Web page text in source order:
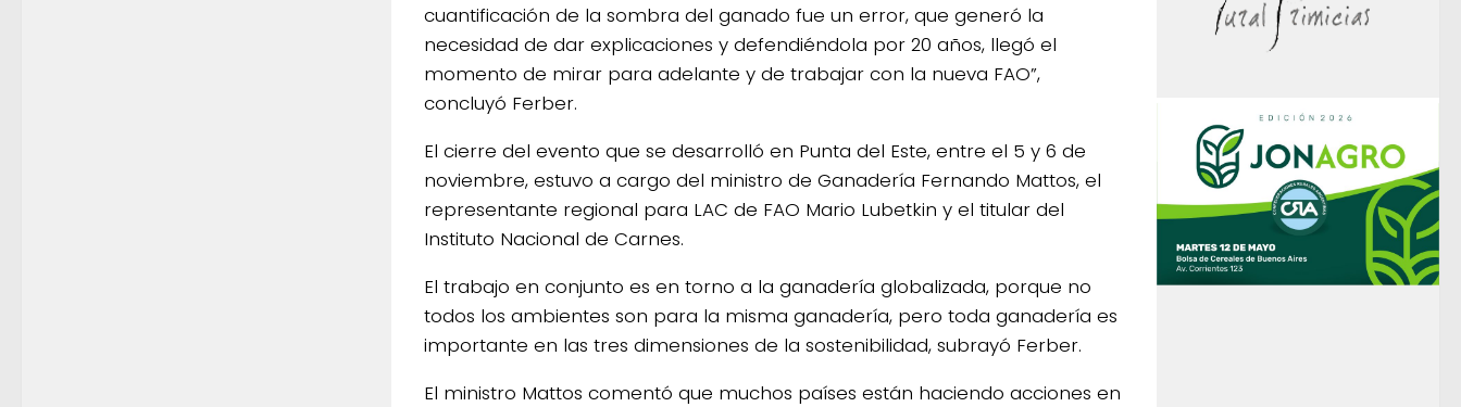
cuantificación de la sombra del ganado fue un error, que generó la
necesidad de dar explicaciones y defendiéndola por 20 años, llegó el
momento de mirar para adelante y de trabajar con la nueva FAO”,
concluyó Ferber.
El cierre del evento que se desarrolló en Punta del Este, entre el 5 y 6 de
noviembre, estuvo a cargo del ministro de Ganadería Fernando Mattos, el
representante regional para LAC de FAO Mario Lubetkin y el titular del
Instituto Nacional de Carnes.
El trabajo en conjunto es en torno a la ganadería globalizada, porque no
todos los ambientes son para la misma ganadería, pero toda ganadería es
importante en las tres dimensiones de la sostenibilidad, subrayó Ferber.
El ministro Mattos comentó que muchos países están haciendo acciones en